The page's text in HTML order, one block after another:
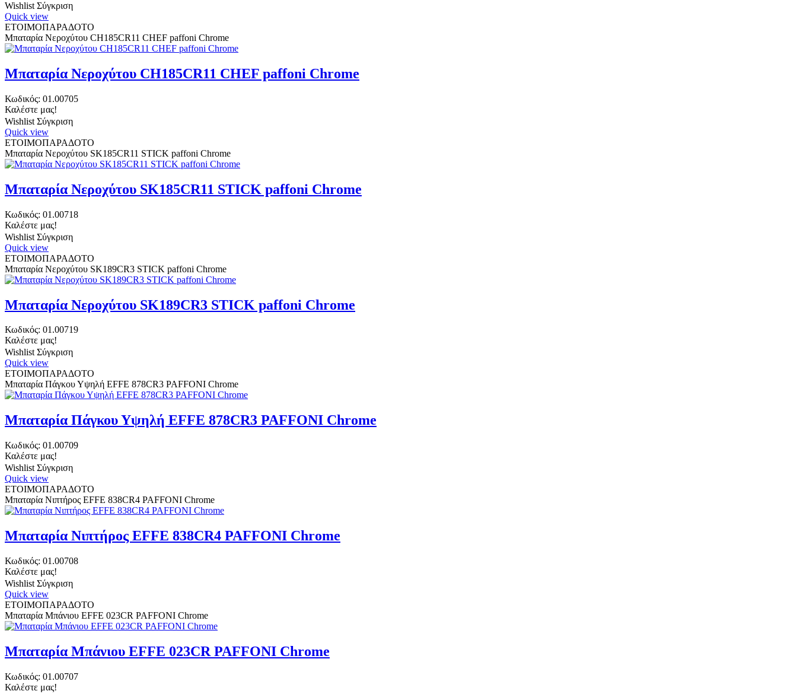
Wishlist Σύγκριση
Quick view
ΕΤΟΙΜΟΠΑΡΑΔΟΤΟ
Μπαταρία Νεροχύτου CH185CR11 CHEF paffoni Chrome
Μπαταρία Νεροχύτου CH185CR11 CHEF paffoni Chrome
Κωδικός: 01.00705
Καλέστε μας!
Wishlist Σύγκριση
Quick view
ΕΤΟΙΜΟΠΑΡΑΔΟΤΟ
Μπαταρία Νεροχύτου SK185CR11 STICK paffoni Chrome
Μπαταρία Νεροχύτου SK185CR11 STICK paffoni Chrome
Κωδικός: 01.00718
Καλέστε μας!
Wishlist Σύγκριση
Quick view
ΕΤΟΙΜΟΠΑΡΑΔΟΤΟ
Μπαταρία Νεροχύτου SK189CR3 STICK paffoni Chrome
Μπαταρία Νεροχύτου SK189CR3 STICK paffoni Chrome
Κωδικός: 01.00719
Καλέστε μας!
Wishlist Σύγκριση
Quick view
ΕΤΟΙΜΟΠΑΡΑΔΟΤΟ
Μπαταρία Πάγκου Υψηλή EFFE 878CR3 PAFFONI Chrome
Μπαταρία Πάγκου Υψηλή EFFE 878CR3 PAFFONI Chrome
Κωδικός: 01.00709
Καλέστε μας!
Wishlist Σύγκριση
Quick view
ΕΤΟΙΜΟΠΑΡΑΔΟΤΟ
Μπαταρία Νιπτήρος EFFE 838CR4 PAFFONI Chrome
Μπαταρία Νιπτήρος EFFE 838CR4 PAFFONI Chrome
Κωδικός: 01.00708
Καλέστε μας!
Wishlist Σύγκριση
Quick view
ΕΤΟΙΜΟΠΑΡΑΔΟΤΟ
Μπαταρία Μπάνιου EFFE 023CR PAFFONI Chrome
Μπαταρία Μπάνιου EFFE 023CR PAFFONI Chrome
Κωδικός: 01.00707
Καλέστε μας!